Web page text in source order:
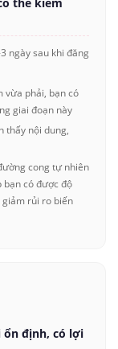
ngày sau khi đăng
vừa phải, bạn có
giai đoạn này
thấy nội dung,
cong tự nhiên
bạn có được độ
rủi ro biến
định, có lợi